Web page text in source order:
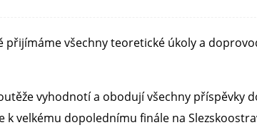
přijímáme všechny teoretické úkoly a
vyhodnotí a obodují všechny příspěvky
k velkému dopolednímu finále na